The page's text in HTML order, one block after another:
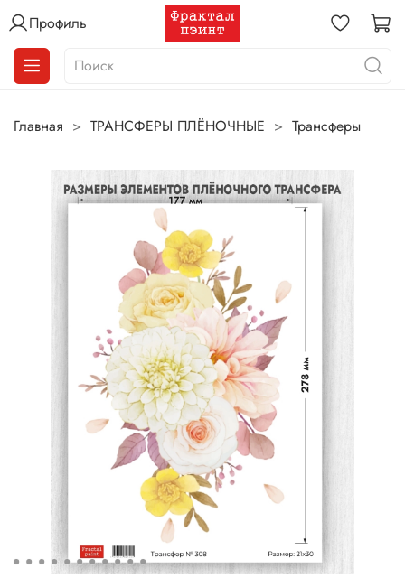
Профиль
Главная ТРАНСФЕРЫ ПЛЁНОЧНЫЕ Трансферы